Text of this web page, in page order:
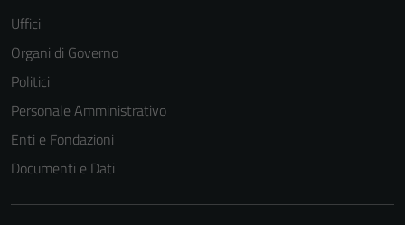
Uffici
Organi di Governo
Politici
Personale Amministrativo
Enti e Fondazioni
Documenti e Dati